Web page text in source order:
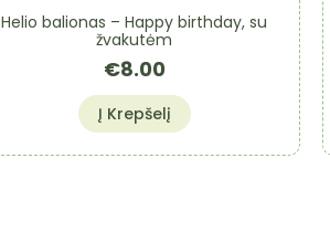
Helio balionas – Happy birthday, su
žvakutėm
€8.00
Į Krepšelį